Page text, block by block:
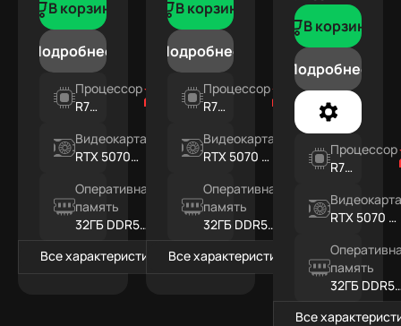
В корзину
Подробнее
Процессор
R7
Видеокарта
RTX 5070
Оперативная
память
32ГБ DDR5
RGB
Все характеристики
В корзину
Подробнее
Процессор
R7
Видеокарта
RTX 5070 Ti
Оперативная
память
32ГБ DDR5
RGB
Все характеристики
В корзину
Подробнее
Процессор
R7
RTX 5070 Ti
память
32ГБ DDR5
RGB
Все